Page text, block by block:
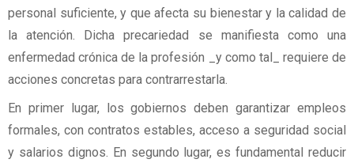
personal suficiente, y que afecta su bienestar y la calidad de
la atención. Dicha precariedad se manifiesta como una
enfermedad crónica de la profesión _y como tal_ requiere de
acciones concretas para contrarrestarla.
En primer lugar, los gobiernos deben garantizar empleos
formales, con contratos estables, acceso a seguridad social
y salarios dignos. En segundo lugar, es fundamental reducir